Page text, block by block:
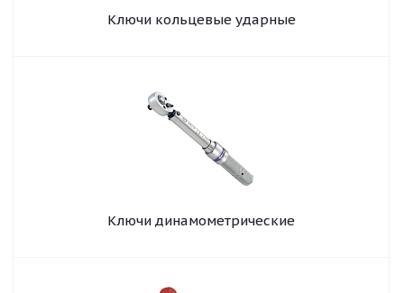
Ключи кольцевые ударные
Ключи динамометрические